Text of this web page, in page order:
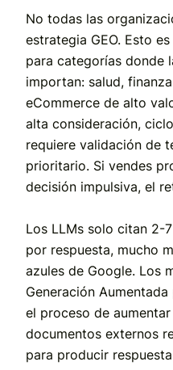
No todas las
estrategia GEO. Esto
para categorías donde
importan: salud,
eCommerce de alto
alta consideración,
requiere validación de
prioritario. Si vendes
decisión impulsiva, el
Los LLMs solo citan 2-
por respuesta, mucho
azules de Google. Los
Generación
el proceso de
documentos externos
para producir